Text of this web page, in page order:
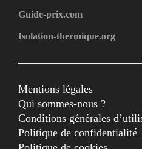
Guide-prix.com
Isolation-thermique.org
Mentions légales
Qui sommes-nous ?
Conditions générales
Politique de confidentialité